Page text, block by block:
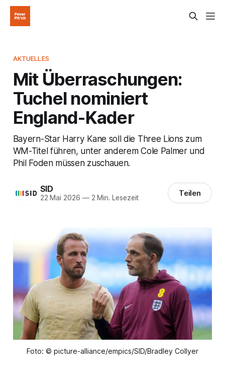
AKTUELLES
Mit Überraschungen:
Tuchel nominiert
England-Kader
Bayern-Star Harry Kane soll die Three Lions zum
WM-Titel führen, unter anderem Cole Palmer und
Phil Foden müssen zuschauen.
SID
22 Mai 2026 —2 Min. Lesezeit Teilen
Foto: © picture-alliance/empics/SID/Bradley Collyer